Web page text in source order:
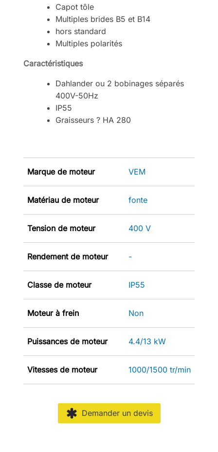
Capot tôle
Multiples brides B5 et B14
hors standard
Multiples polarités
Caractéristiques
Dahlander ou 2 bobinages séparés
400V-50Hz
IP55
Graisseurs ? HA 280
Marque de moteur VEM
Matériau de moteur fonte
Tension de moteur 400 V
Rendement de moteur -
Classe de moteur IP55
Moteur à frein Non
Puissances de moteur 4.4/13 kW
Vitesses de moteur 1000/1500 tr/min
Demander un devis